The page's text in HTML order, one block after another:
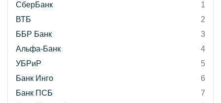
СберБанк
1
ВТБ
2
ББР Банк
3
Альфа-Банк
4
УБРиР
5
Банк Инго
6
Банк ПСБ
7